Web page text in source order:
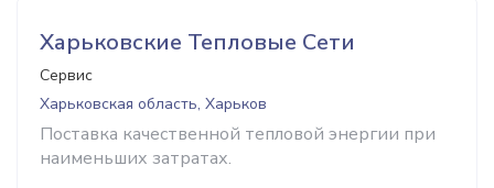
Харьковские Тепловые Сети
Сервис
Харьковская область, Харьков
Поставка качественной тепловой энергии при
наименьших затратах.